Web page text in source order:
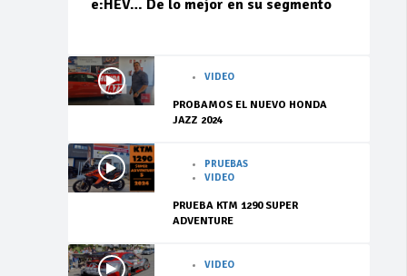
e:HEV… De lo mejor en su segmento
VIDEO
PROBAMOS EL NUEVO HONDA
JAZZ 2024
PRUEBAS
VIDEO
PRUEBA KTM 1290 SUPER
ADVENTURE
VIDEO